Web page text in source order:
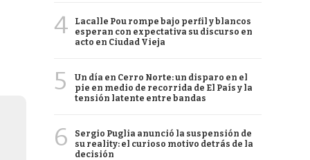
4
Lacalle Pou rompe bajo perfil y blancos
esperan con expectativa su discurso en
acto en Ciudad Vieja
5
Un día en Cerro Norte: un disparo en el
pie en medio de recorrida de El País y la
tensión latente entre bandas
6
Sergio Puglia anunció la suspensión de
su reality: el curioso motivo detrás de la
decisión